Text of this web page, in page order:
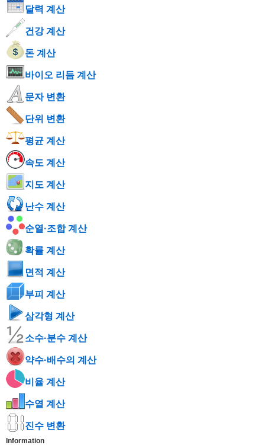
달력 계산
건강 계산
돈 계산
바이오 리듬 계산
문자 변환
단위 변환
평균 계산
속도 계산
지도 계산
난수 계산
순열·조합 계산
확률 계산
면적 계산
부피 계산
삼각형 계산
소수·분수 계산
약수·배수의 계산
비율 계산
수열 계산
진수 변환
Information